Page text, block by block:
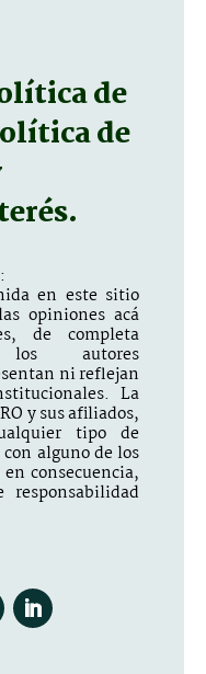
de
de
en este sitio
opiniones acá
de completa
los autores
ni reflejan
La
y sus afiliados,
tipo de
alguno de los
consecuencia,